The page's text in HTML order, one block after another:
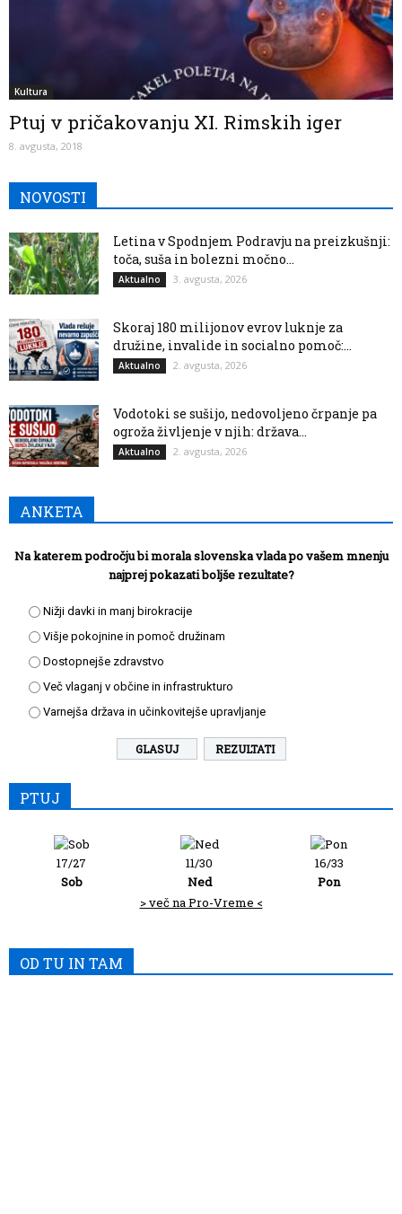
Kultura
Ptuj v pričakovanju XI. Rimskih iger
8. avgusta, 2018
NOVOSTI
Letina v Spodnjem Podravju na preizkušnji:
toča, suša in bolezni močno...
Aktualno 3. avgusta, 2026
Skoraj 180 milijonov evrov luknje za
družine, invalide in socialno pomoč:...
Aktualno 2. avgusta, 2026
Vodotoki se sušijo, nedovoljeno črpanje pa
ogroža življenje v njih: država...
Aktualno 2. avgusta, 2026
ANKETA
Na katerem področju bi morala slovenska vlada po vašem mnenju
najprej pokazati boljše rezultate?
Nižji davki in manj birokracije
Višje pokojnine in pomoč družinam
Dostopnejše zdravstvo
Več vlaganj v občine in infrastrukturo
Varnejša država in učinkovitejše upravljanje
REZULTATI
PTUJ
17/27
Sob
11/30
Ned
16/33
Pon
> več na Pro-Vreme <
OD TU IN TAM